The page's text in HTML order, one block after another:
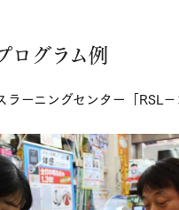
ログラム例
ラーニングセンター「RSL